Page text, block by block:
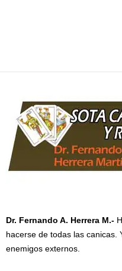
Dr. Fernando A. Herrera M.-
hacerse de todas las canicas.
enemigos externos.